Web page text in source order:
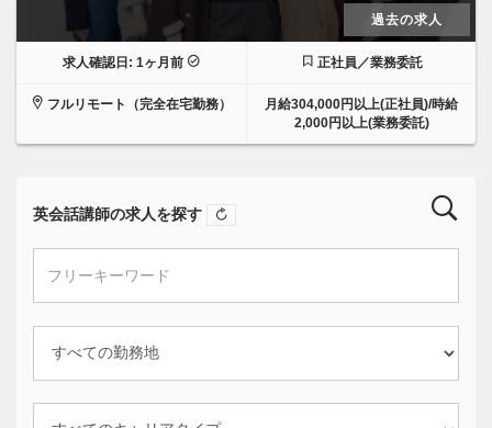
過去の求人
求人確認日: 1ヶ月前 正社員／業務委託
フルリモート（完全在宅勤務）
月給304,000円以上(正社員)/時給
2,000円以上(業務委託)
英会話講師の求人を探す